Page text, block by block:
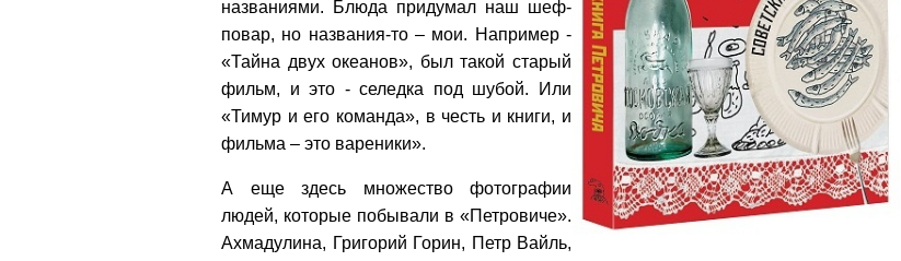
названиями. Блюда придумал наш шеф-
повар, но названия-то – мои. Например -
«Тайна двух океанов», был такой старый
фильм, и это - селедка под шубой. Или
«Тимур и его команда», в честь и книги, и
фильма – это вареники».
А еще здесь множество фотографии
людей, которые побывали в «Петровиче».
Ахмадулина, Григорий Горин, Петр Вайль,